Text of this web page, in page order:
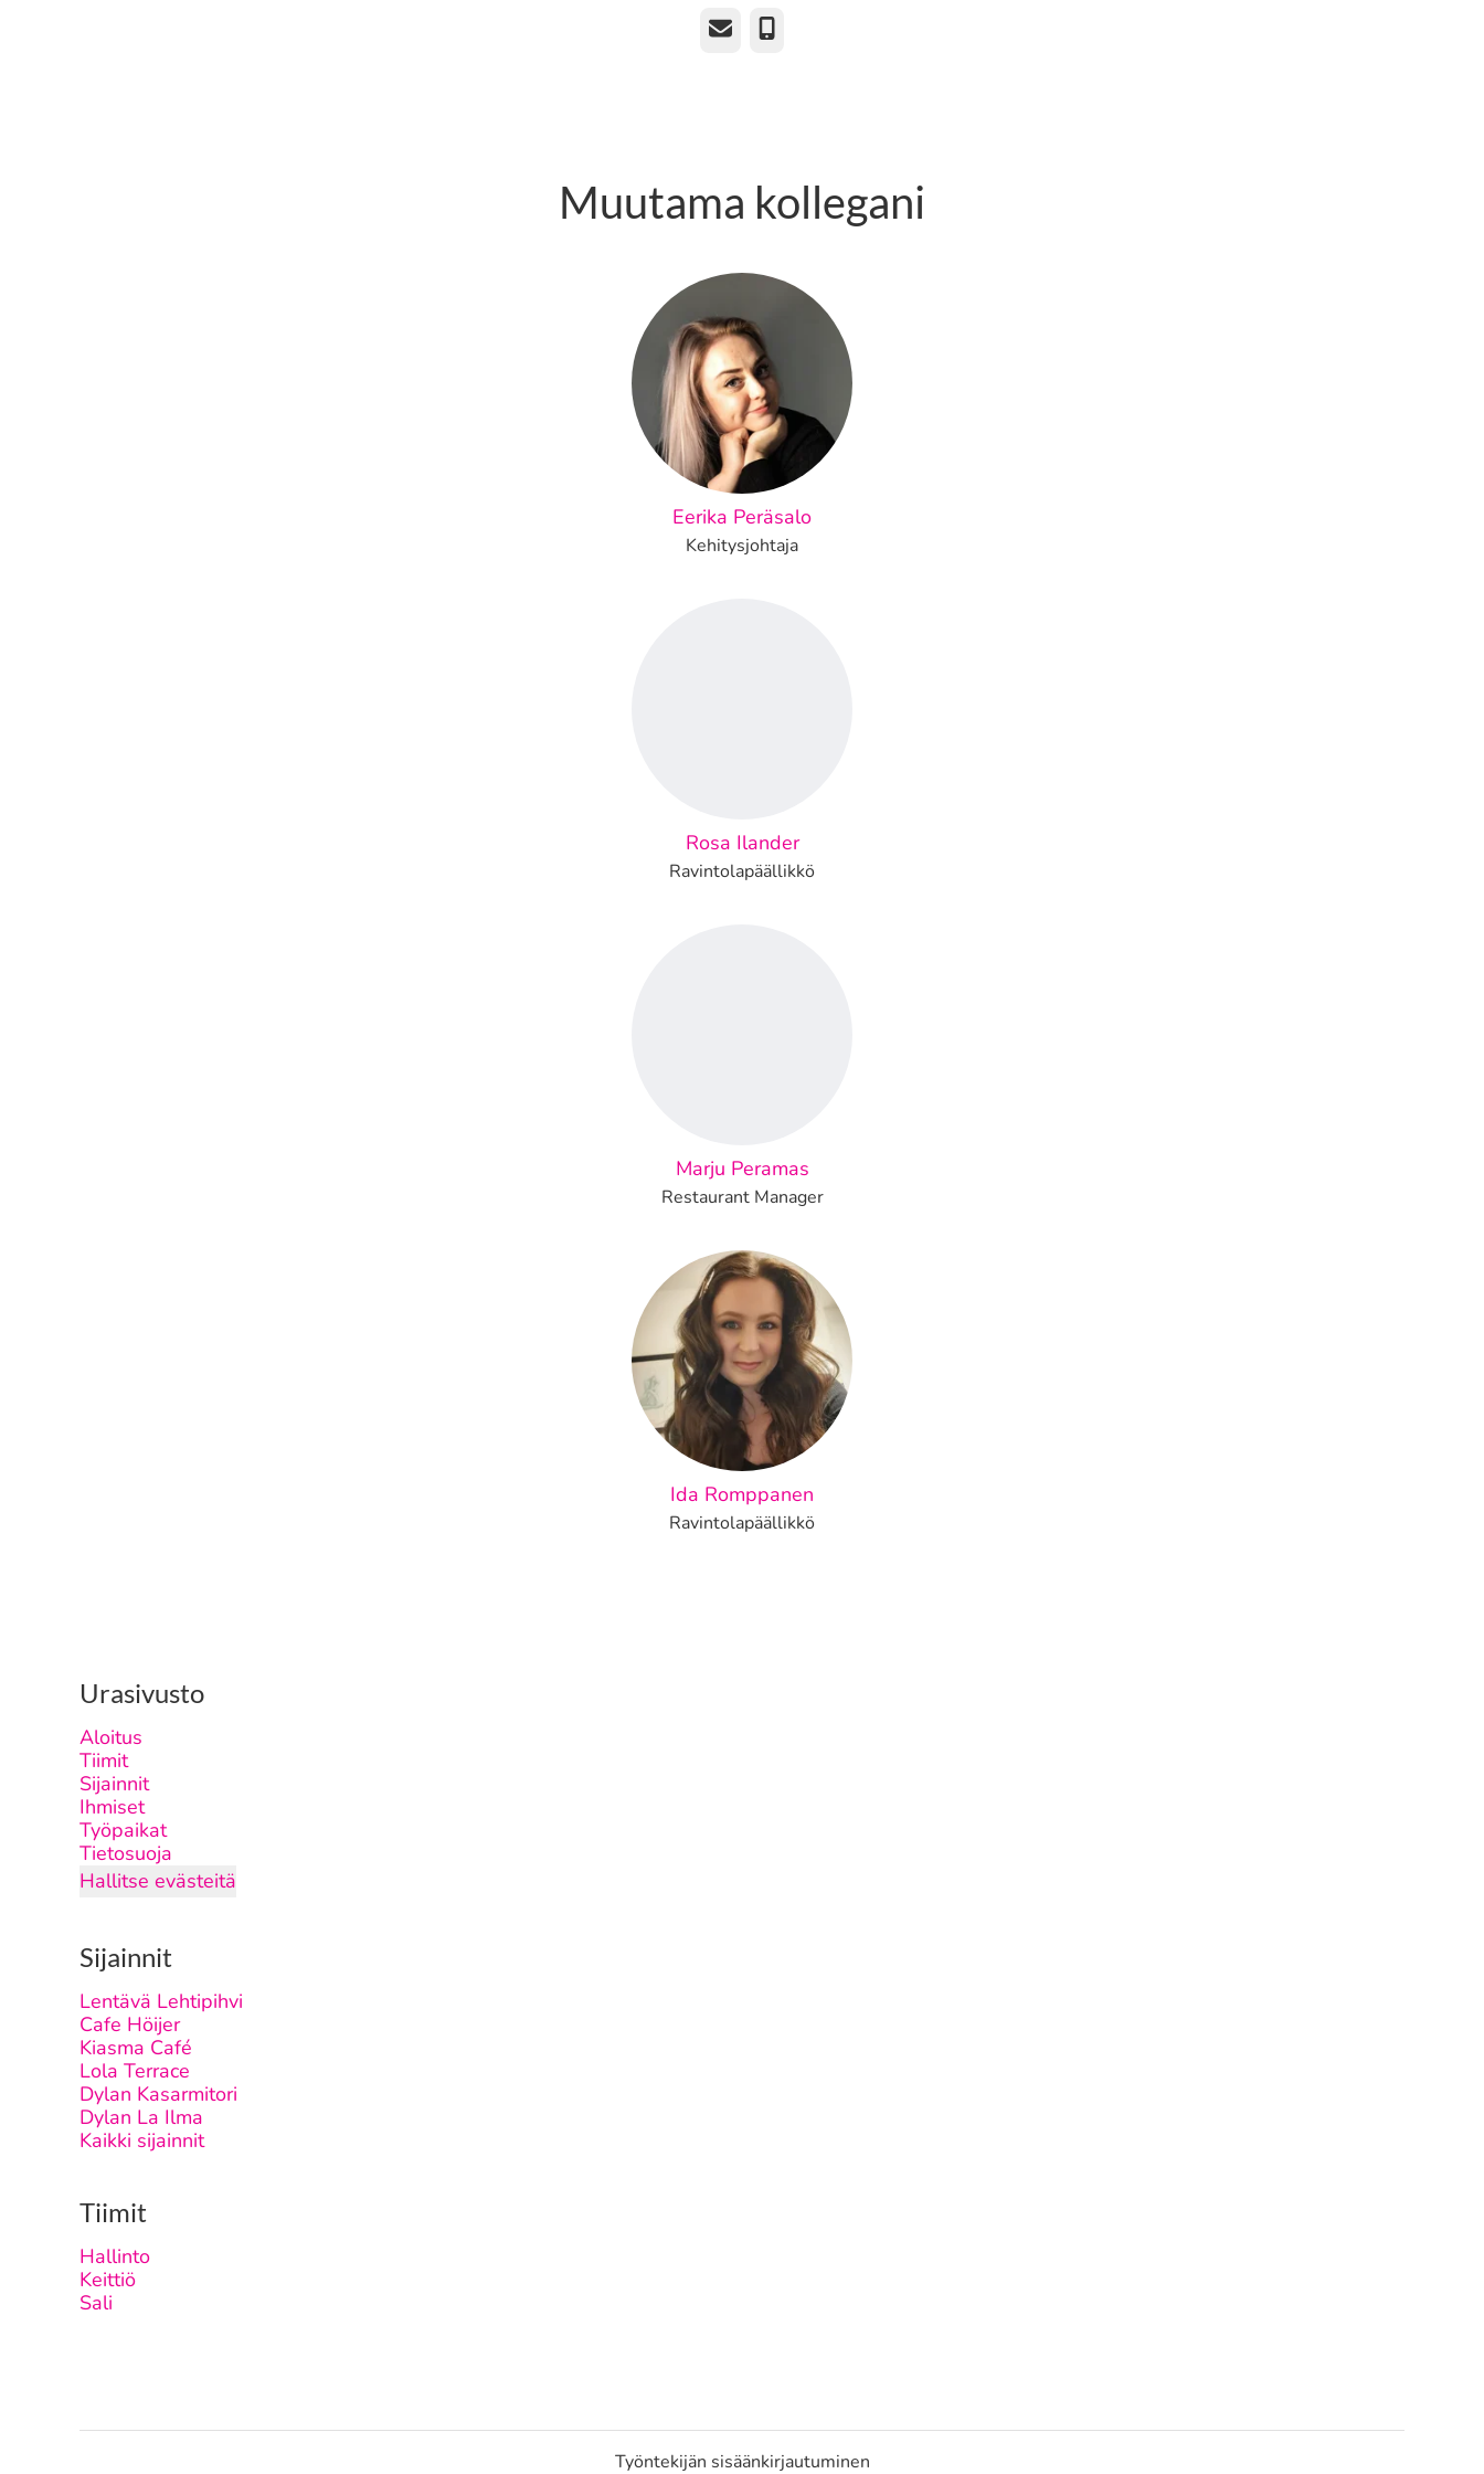
SähköpostiPuhelin
Muutama kollegani
Eerika Peräsalo
Kehitysjohtaja
Rosa Ilander
Ravintolapäällikkö
Marju Peramas
Restaurant Manager
Ida Romppanen
Ravintolapäällikkö
Urasivusto
Aloitus
Tiimit
Sijainnit
Ihmiset
Työpaikat
Tietosuoja
Hallitse evästeitä
Sijainnit
Lentävä Lehtipihvi
Cafe Höijer
Kiasma Café
Lola Terrace
Dylan Kasarmitori
Dylan La Ilma
Kaikki sijainnit
Tiimit
Hallinto
Keittiö
Sali
Työntekijän sisäänkirjautuminen